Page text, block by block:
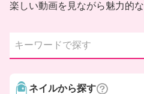
楽しい動画を見ながら魅力的
ネイルから探す